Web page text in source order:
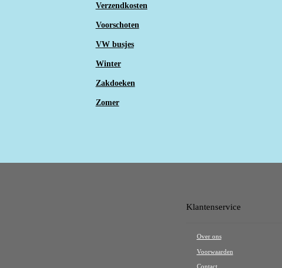
Verzendkosten
Voorschoten
VW busjes
Winter
Zakdoeken
Zomer
Klantenservice
Over ons
Voorwaarden